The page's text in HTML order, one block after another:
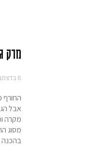
מרק
8 בדצמבר 2021
החורף
אבל
מקרה
מסוג
בהכנה